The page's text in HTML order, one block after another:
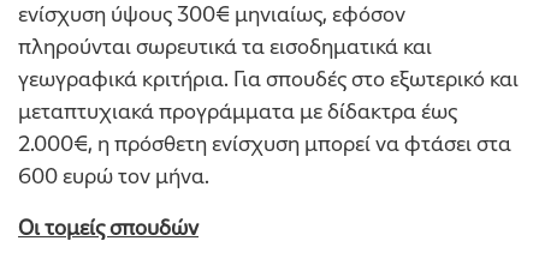
ενίσχυση ύψους 300€ μηνιαίως, εφόσον
πληρούνται σωρευτικά τα εισοδηματικά και
γεωγραφικά κριτήρια. Για σπουδές στο εξωτερικό και
μεταπτυχιακά προγράμματα με δίδακτρα έως
2.000€, η πρόσθετη ενίσχυση μπορεί να φτάσει στα
600 ευρώ τον μήνα.
Οι τομείς σπουδών